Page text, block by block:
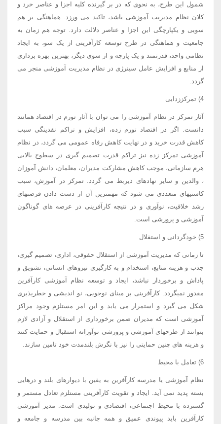
شمول این طرح، به نحوی که در بر گیرنده کلیه اجزا و عناصر خرد و
کلان نظام مدیریت آموزشی باشد، تاکید می ورزد. هماهنگی بر هم
سویی و یکپارچگی این اجزا و عناصر دلالت دارد. توجه هم زمان به
جامعیت و هماهنگی در طرح توسعه کارآفرینی از یک سو، به ایجاد
نظامی واحد، قدرتمند و یک پارچه و از سوی دیگر، بهترین بهره برداری
از منابع و افزایش عامل سینرژی در نظام مدیریت آموزشی منجر می
گردد.
4) تمرکززدایی
آثار تمرکز در نظام آموزشی را می توان با آثار تورم در اقتصاد همانند
دانست. اگر در اقتصاد تورم زده، افزایش و تراکم نقدینگی سبب
کاهش قدرت خرید و در نهایت کاهش رفاه عمومی می گردد، در نظام
آموزشی تمرکز زده نیز تراکم قدرت تصمیم گیری در سطوح بالایی
هرم سازمانی، موجب کاهش مشارکت مدیران، معلمان، دانش آموزان
، والدین و سایر نهادهای ذیربط می گردد. تمرکز در آموزش، سبب
کاستیهای متعددی می شود که مهمترین آن از دست دادن فرصتهای
رشد خلاقیت، نوآوری و در نتیجه کارآفرینی در عرصه های گوناگون
آموزشی و پرورشی است.
5) خودگردانی و استقلال
تا زمانی که مدیریت آموزشی از استقلال حقوقی، اداری، تصمیم گیری،
جذب و هزینه منابع، استخدام و به کارگیری نیروهای انسانی، تشویق و
پاداش و برخوردار نباشد، ایجاد و توسعه نظام آموزشی کارآفرین
مقدور نمیگردد. کارآفرینی بر مبنای نوجویی، نو اندیشی و خطرپذیری
شکل می گیرد و استمرار می یابد و این امر مستلزم وجود مراکز
آموزشی است که مدیران ضمن برخورداری از استقلال و آزادی لازم
بتوانند از طرحهای آموزشی و پرورشی نوآورانه استقبال و حمایت کنند
و هزینه های چنین حمایتی را نیز با نگرش بلندمدت خود تامین سازند.
6) تعامل با محیط
نظام آموزشی یا مدرسه کارآفرین به یقین با دیوارهای بلند و درهایی
بسته پدید نمی آید. ایجاد و تقویت کارآفرینی مستلزم تعادل مستمر و
گسترده با محیط اجتماعی، اقتصادی و تولیدی است. مدیر آموزشی
کارآفرین باید پیوندی عمیق و همه جانبه بین مدرسه و جامعه و